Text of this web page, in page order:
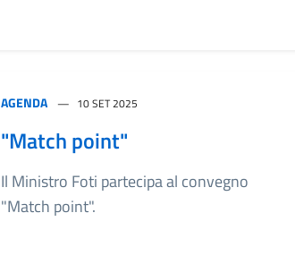
AGENDA 10 SET 2025
"Match point"
Il Ministro Foti partecipa al convegno
"Match point".